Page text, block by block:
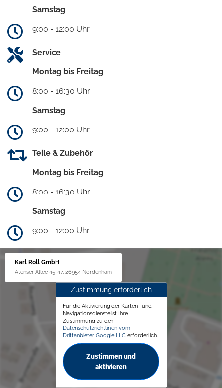
Samstag
9:00 - 12:00 Uhr
Service
Montag bis Freitag
8:00 - 16:30 Uhr
Samstag
9:00 - 12:00 Uhr
Teile & Zubehör
Montag bis Freitag
8:00 - 16:30 Uhr
Samstag
9:00 - 12:00 Uhr
Karl Röll GmbH
Atenser Allee 45-47, 26954 Nordenham
Zustimmung erforderlich
Für die Aktivierung der Karten- und
Navigationsdienste ist Ihre
Zustimmung zu den
Datenschutzrichtlinien vom
Drittanbieter Google LLC erforderlich.
Zustimmen und
aktivieren